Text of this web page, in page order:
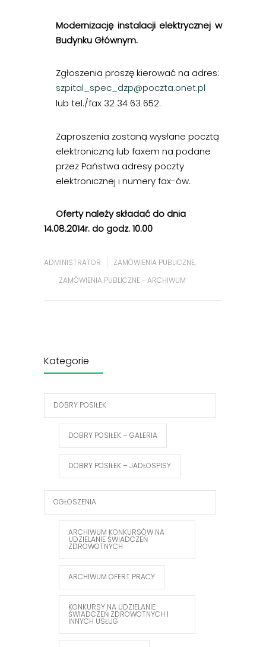
Modernizację instalacji elektrycznej w
Budynku Głównym.
Zgłoszenia proszę kierować na adres:
szpital_spec_dzp@poczta.onet.pl
lub tel./fax 32 34 63 652.
Zaproszenia zostaną wysłane pocztą
elektroniczną lub faxem na podane
przez Państwa adresy poczty
elektronicznej i numery fax-ów.
Oferty należy składać do dnia
14.08.2014r. do godz. 10.00
ADMINISTRATOR ZAMÓWIENIA PUBLICZNE,
ZAMÓWIENIA PUBLICZNE - ARCHIWUM
Kategorie
DOBRY POSIŁEK
DOBRY POSIŁEK – GALERIA
DOBRY POSIŁEK – JADŁOSPISY
OGŁOSZENIA
ARCHIWUM KONKURSÓW NA
UDZIELANIE ŚWIADCZEŃ
ZDROWOTNYCH
ARCHIWUM OFERT PRACY
KONKURSY NA UDZIELANIE
ŚWIADCZEŃ ZDROWOTNYCH I
INNYCH USŁUG